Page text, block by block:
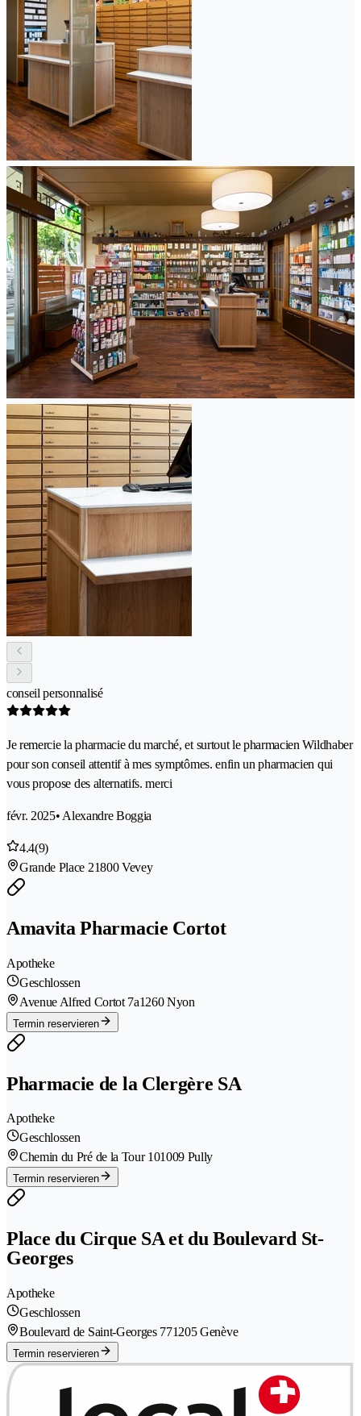
conseil personnalisé
Je remercie la pharmacie du marché, et surtout le pharmacien Wildhaber
pour son conseil attentif à mes symptômes. enfin un pharmacien qui
vous propose des alternatifs. merci
févr. 2025• Alexandre Boggia
4.4(9)
Grande Place 21800 Vevey
Amavita Pharmacie Cortot
Apotheke
Geschlossen
Avenue Alfred Cortot 7a1260 Nyon
Termin reservieren
Pharmacie de la Clergère SA
Apotheke
Geschlossen
Chemin du Pré de la Tour 101009 Pully
Termin reservieren
Place du Cirque SA et du Boulevard St-
Georges
Apotheke
Geschlossen
Boulevard de Saint-Georges 771205 Genève
Termin reservieren